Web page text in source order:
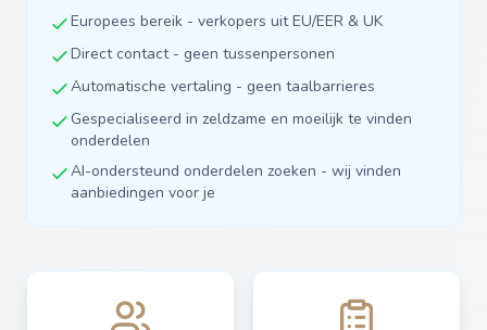
Europees bereik - verkopers uit EU/EER & UK
Direct contact - geen tussenpersonen
Automatische vertaling - geen taalbarrieres
Gespecialiseerd in zeldzame en moeilijk te vinden
onderdelen
AI-ondersteund onderdelen zoeken - wij vinden
aanbiedingen voor je